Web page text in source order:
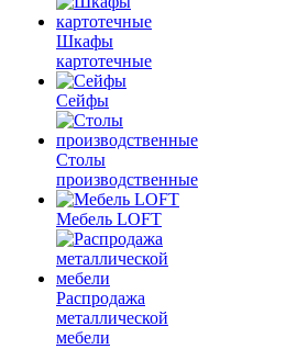
Шкафы
картотечные
Сейфы
Столы
производственные
Мебель LOFT
Распродажа
металлической
мебели